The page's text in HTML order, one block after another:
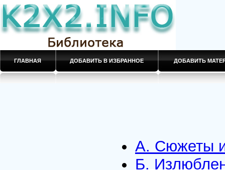
ГЛАВНАЯ ДОБАВИТЬ В ИЗБРАННОЕ ДОБАВИТЬ
А. Сюжеты
Б.